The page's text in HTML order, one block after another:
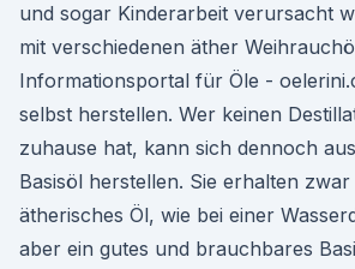
und sogar Kinderarbeit verursacht
mit verschiedenen äther
Informationsportal für Öle -
selbst herstellen. Wer keinen
zuhause hat, kann sich dennoch
Basisöl herstellen. Sie erhalten
ätherisches Öl, wie bei einer
aber ein gutes und brauchbares